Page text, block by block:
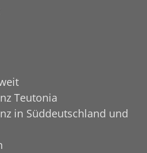
Teutonia
in Süddeutschland und